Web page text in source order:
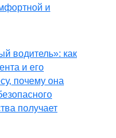
и
водитель»: как
и его
почему она
получает